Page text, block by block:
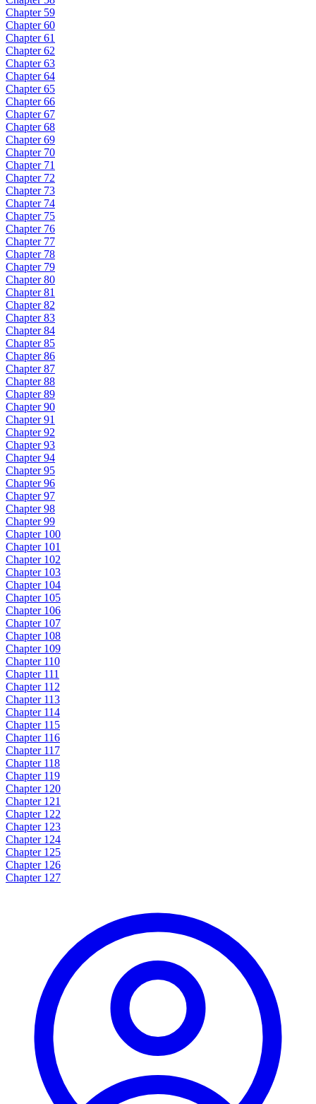
Chapter 59
Chapter 60
Chapter 61
Chapter 62
Chapter 63
Chapter 64
Chapter 65
Chapter 66
Chapter 67
Chapter 68
Chapter 69
Chapter 70
Chapter 71
Chapter 72
Chapter 73
Chapter 74
Chapter 75
Chapter 76
Chapter 77
Chapter 78
Chapter 79
Chapter 80
Chapter 81
Chapter 82
Chapter 83
Chapter 84
Chapter 85
Chapter 86
Chapter 87
Chapter 88
Chapter 89
Chapter 90
Chapter 91
Chapter 92
Chapter 93
Chapter 94
Chapter 95
Chapter 96
Chapter 97
Chapter 98
Chapter 99
Chapter 100
Chapter 101
Chapter 102
Chapter 103
Chapter 104
Chapter 105
Chapter 106
Chapter 107
Chapter 108
Chapter 109
Chapter 110
Chapter 111
Chapter 112
Chapter 113
Chapter 114
Chapter 115
Chapter 116
Chapter 117
Chapter 118
Chapter 119
Chapter 120
Chapter 121
Chapter 122
Chapter 123
Chapter 124
Chapter 125
Chapter 126
Chapter 127